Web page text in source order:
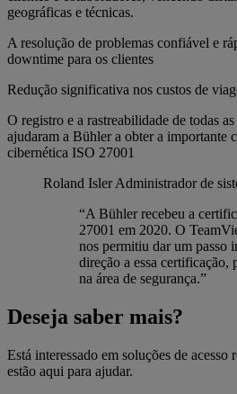
geográficas e técnicas.
A resolução de problemas confiável e
downtime para os clientes
Redução significativa nos custos de
O registro e a rastreabilidade de todas as
ajudaram a Bühler a obter a importante
cibernética ISO 27001
Roland Isler Administrador de
“A Bühler recebeu a
27001 em 2020. O
nos permitiu dar um passo
direção a essa certificação,
na área de segurança.”
Deseja saber mais?
Está interessado em soluções de acesso
estão aqui para ajudar.